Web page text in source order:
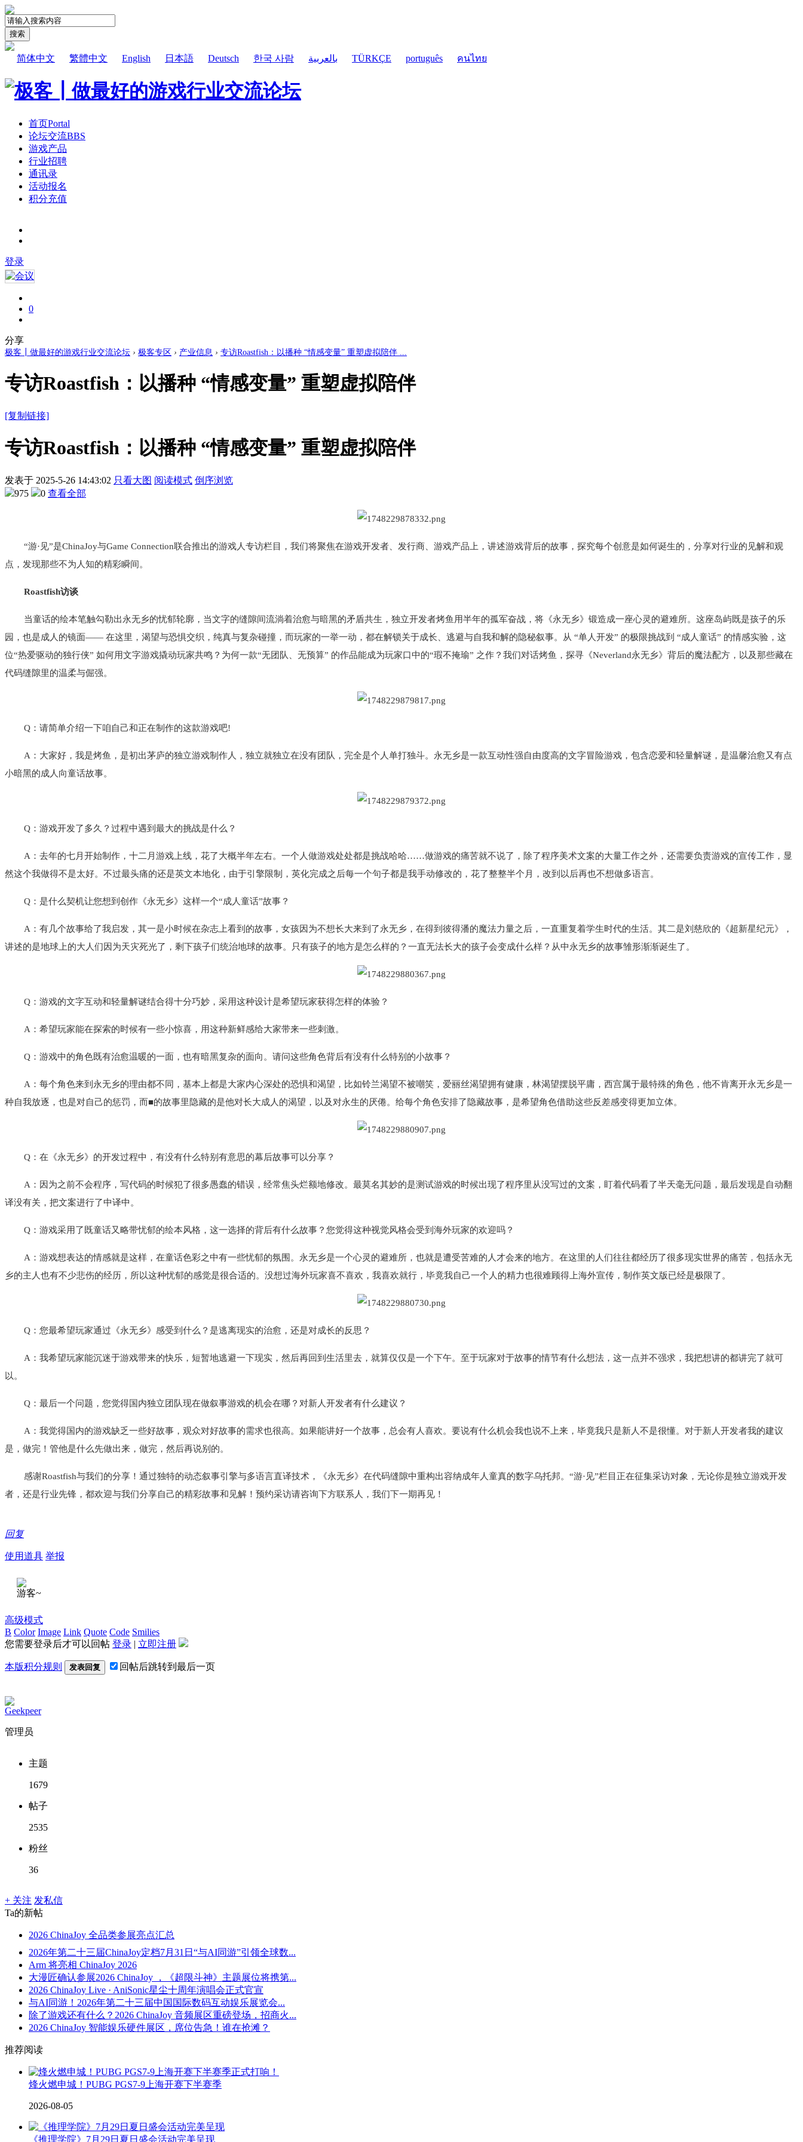
搜索
简体中文 繁體中文 English 日本語 Deutsch 한국 사람 بالعربية TÜRKÇE português คนไทย
首页Portal
论坛交流BBS
游戏产品
行业招聘
通讯录
活动报名
积分充值
登录
0
分享
极客┃做最好的游戏行业交流论坛 › 极客专区 › 产业信息 › 专访Roastfish：以播种 “情感变量” 重塑虚拟陪伴 ...
专访Roastfish：以播种 “情感变量” 重塑虚拟陪伴
[复制链接]
专访Roastfish：以播种 “情感变量” 重塑虚拟陪伴
发表于 2025-5-26 14:43:02 只看大图 阅读模式 倒序浏览
975
0 查看全部
“游·见”是ChinaJoy与Game Connection联合推出的游戏人专访栏目，我们将聚焦在游戏开发者、发行商、游戏产品上，讲述游戏背后的故事，探究每个创意是如何诞生的，分享对行业的见解和观
点，发现那些不为人知的精彩瞬间。
Roastfish访谈
当童话的绘本笔触勾勒出永无乡的忧郁轮廓，当文字的缝隙间流淌着治愈与暗黑的矛盾共生，独立开发者烤鱼用半年的孤军奋战，将《永无乡》锻造成一座心灵的避难所。这座岛屿既是孩子的乐
园，也是成人的镜面—— 在这里，渴望与恐惧交织，纯真与复杂碰撞，而玩家的一举一动，都在解锁关于成长、逃避与自我和解的隐秘叙事。从 “单人开发” 的极限挑战到 “成人童话” 的情感实验，这
位“热爱驱动的独行侠” 如何用文字游戏撬动玩家共鸣？为何一款“无团队、无预算” 的作品能成为玩家口中的“瑕不掩瑜” 之作？我们对话烤鱼，探寻《Neverland永无乡》背后的魔法配方，以及那些藏在
代码缝隙里的温柔与倔强。
Q：请简单介绍一下咱自己和正在制作的这款游戏吧!
A：大家好，我是烤鱼，是初出茅庐的独立游戏制作人，独立就独立在没有团队，完全是个人单打独斗。永无乡是一款互动性强自由度高的文字冒险游戏，包含恋爱和轻量解谜，是温馨治愈又有点
小暗黑的成人向童话故事。
Q：游戏开发了多久？过程中遇到最大的挑战是什么？
A：去年的七月开始制作，十二月游戏上线，花了大概半年左右。一个人做游戏处处都是挑战哈哈……做游戏的痛苦就不说了，除了程序美术文案的大量工作之外，还需要负责游戏的宣传工作，显
然这个我做得不是太好。不过最头痛的还是英文本地化，由于引擎限制，英化完成之后每一个句子都是我手动修改的，花了整整半个月，改到以后再也不想做多语言。
Q：是什么契机让您想到创作《永无乡》这样一个“成人童话”故事？
A：有几个故事给了我启发，其一是小时候在杂志上看到的故事，女孩因为不想长大来到了永无乡，在得到彼得潘的魔法力量之后，一直重复着学生时代的生活。其二是刘慈欣的《超新星纪元》，
讲述的是地球上的大人们因为天灾死光了，剩下孩子们统治地球的故事。只有孩子的地方是怎么样的？一直无法长大的孩子会变成什么样？从中永无乡的故事雏形渐渐诞生了。
Q：游戏的文字互动和轻量解谜结合得十分巧妙，采用这种设计是希望玩家获得怎样的体验？
A：希望玩家能在探索的时候有一些小惊喜，用这种新鲜感给大家带来一些刺激。
Q：游戏中的角色既有治愈温暖的一面，也有暗黑复杂的面向。请问这些角色背后有没有什么特别的小故事？
A：每个角色来到永无乡的理由都不同，基本上都是大家内心深处的恐惧和渴望，比如铃兰渴望不被嘲笑，爱丽丝渴望拥有健康，林渴望摆脱平庸，西宫属于最特殊的角色，他不肯离开永无乡是一
种自我放逐，也是对自己的惩罚，而■的故事里隐藏的是他对长大成人的渴望，以及对永生的厌倦。给每个角色安排了隐藏故事，是希望角色借助这些反差感变得更加立体。
Q：在《永无乡》的开发过程中，有没有什么特别有意思的幕后故事可以分享？
A：因为之前不会程序，写代码的时候犯了很多愚蠢的错误，经常焦头烂额地修改。最莫名其妙的是测试游戏的时候出现了程序里从没写过的文案，盯着代码看了半天毫无问题，最后发现是自动翻
译没有关，把文案进行了中译中。
Q：游戏采用了既童话又略带忧郁的绘本风格，这一选择的背后有什么故事？您觉得这种视觉风格会受到海外玩家的欢迎吗？
A：游戏想表达的情感就是这样，在童话色彩之中有一些忧郁的氛围。永无乡是一个心灵的避难所，也就是遭受苦难的人才会来的地方。在这里的人们往往都经历了很多现实世界的痛苦，包括永无
乡的主人也有不少悲伤的经历，所以这种忧郁的感觉是很合适的。没想过海外玩家喜不喜欢，我喜欢就行，毕竟我自己一个人的精力也很难顾得上海外宣传，制作英文版已经是极限了。
Q：您最希望玩家通过《永无乡》感受到什么？是逃离现实的治愈，还是对成长的反思？
A：我希望玩家能沉迷于游戏带来的快乐，短暂地逃避一下现实，然后再回到生活里去，就算仅仅是一个下午。至于玩家对于故事的情节有什么想法，这一点并不强求，我把想讲的都讲完了就可
以。
Q：最后一个问题，您觉得国内独立团队现在做叙事游戏的机会在哪？对新人开发者有什么建议？
A：我觉得国内的游戏缺乏一些好故事，观众对好故事的需求也很高。如果能讲好一个故事，总会有人喜欢。要说有什么机会我也说不上来，毕竟我只是新人不是很懂。对于新人开发者我的建议
是，做完！管他是什么先做出来，做完，然后再说别的。
感谢Roastfish与我们的分享！通过独特的动态叙事引擎与多语言直译技术，《永无乡》在代码缝隙中重构出容纳成年人童真的数字乌托邦。“游·见”栏目正在征集采访对象，无论你是独立游戏开发
者，还是行业先锋，都欢迎与我们分享自己的精彩故事和见解！预约采访请咨询下方联系人，我们下一期再见！
回复
使用道具 举报
游客~
高级模式
B Color Image Link Quote Code Smilies
您需要登录后才可以回帖 登录 | 立即注册
本版积分规则 发表回复 回帖后跳转到最后一页
Geekpeer
管理员
主题
1679
帖子
2535
粉丝
36
+ 关注 发私信
Ta的新帖
2026 ChinaJoy 全品类参展亮点汇总
2026年第二十三届ChinaJoy定档7月31日“与AI同游”引领全球数...
Arm 将亮相 ChinaJoy 2026
大漫匠确认参展2026 ChinaJoy ，《超限斗神》主题展位将携第...
2026 ChinaJoy Live · AniSonic星尘十周年演唱会正式官宣
与AI同游！2026年第二十三届中国国际数码互动娱乐展览会...
除了游戏还有什么？2026 ChinaJoy 音频展区重磅登场，招商火...
2026 ChinaJoy 智能娱乐硬件展区，席位告急！谁在抢滩？
推荐阅读
烽火燃申城！PUBG PGS7-9上海开赛下半赛季
2026-08-05
《推理学院》7月29日夏日盛会活动完美呈现